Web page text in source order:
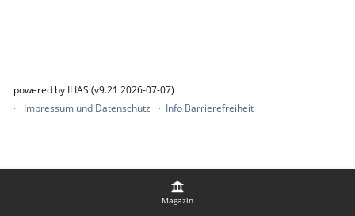
Magazin
powered by ILIAS (v9.21 2026-07-07)
Impressum und Datenschutz
Info Barrierefreiheit